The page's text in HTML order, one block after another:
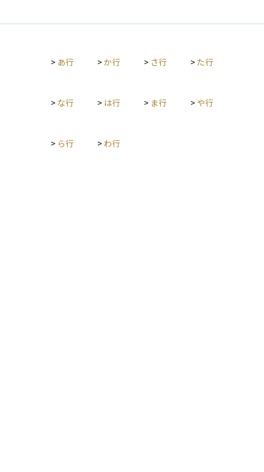
> あ行 >か行 > さ行 > た行
> な行 > は行 > ま行 > や行
> ら行 > わ行